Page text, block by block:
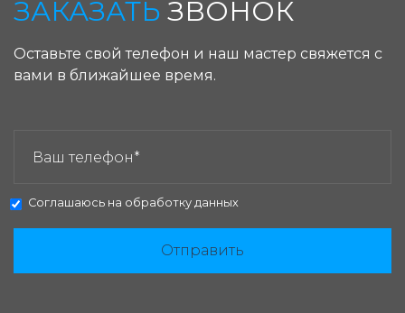
ЗАКАЗАТЬ ЗВОНОК
Оставьте свой телефон и наш мастер свяжется с
вами в ближайшее время.
Соглашаюсь на обработку данных
Отправить